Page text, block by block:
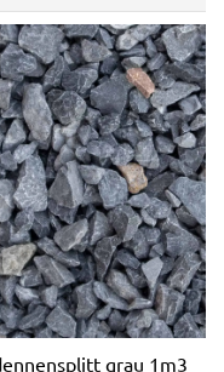
grau 1m3